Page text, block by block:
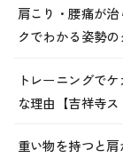
肩こり・腰痛が
クでわかる姿勢の
トレーニングで
な理由【吉祥寺ス
重い物を持つと